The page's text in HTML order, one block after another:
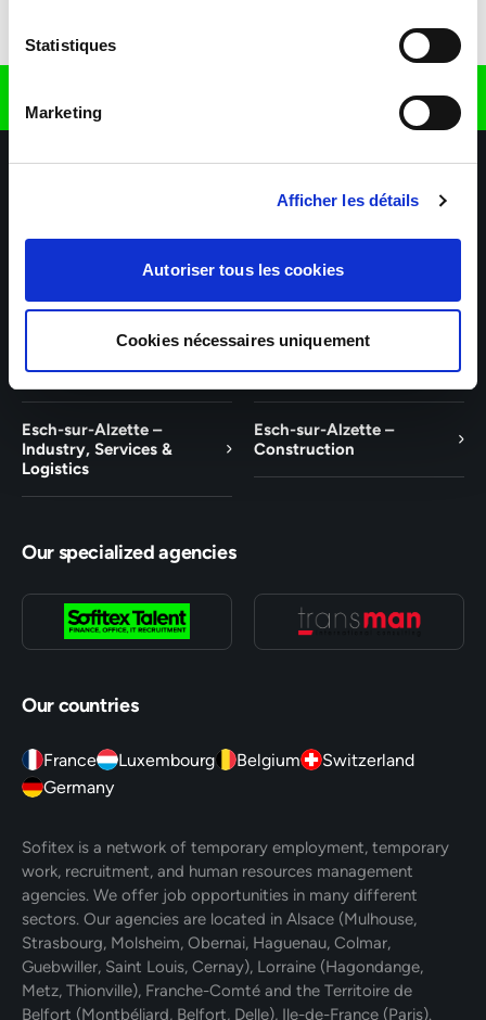
Statistiques
Marketing
Afficher les détails
Autoriser tous les cookies
Cookies nécessaires uniquement
Our agenciesOur business sectorsHelp & Contact
Wiltz Talent
Esch-sur-Alzette –
Industry, Services &
Logistics
Esch-sur-Alzette –
Construction
Our specialized agencies
Our countries
France Luxembourg Belgium
Switzerland
Germany
Sofitex is a network of temporary employment, temporary
work, recruitment, and human resources management
agencies. We offer job opportunities in many different
sectors. Our agencies are located in Alsace (Mulhouse,
Strasbourg, Molsheim, Obernai, Haguenau, Colmar,
Guebwiller, Saint Louis, Cernay), Lorraine (Hagondange,
Metz, Thionville), Franche-Comté and the Territoire de
Belfort (Montbéliard, Belfort, Delle), Ile-de-France (Paris).